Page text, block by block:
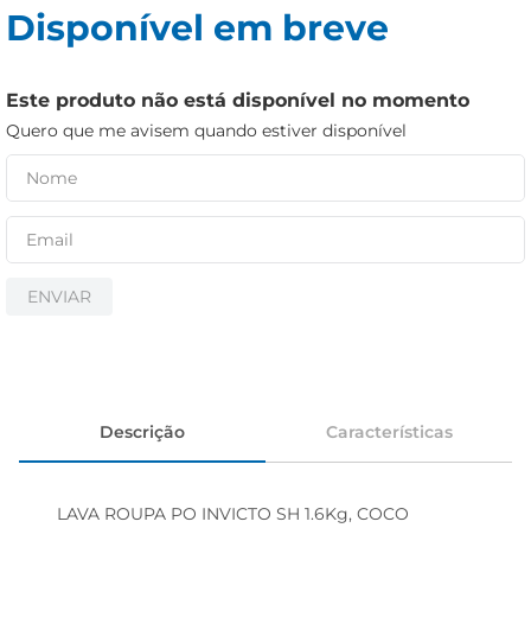
Disponível em breve
Este produto não está disponível no momento
Quero que me avisem quando estiver disponível
ENVIAR
Descrição Características
LAVA ROUPA PO INVICTO SH 1.6Kg, COCO
biscoito
papel higiênico
cerveja